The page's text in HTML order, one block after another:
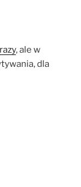
razy, ale w
dla